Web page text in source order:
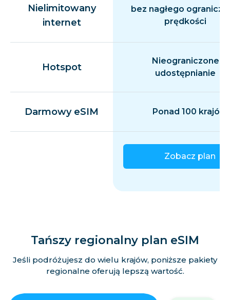
Nielimitowany
internet
bez nagłego
prędkości
Hotspot
Nieograniczone
udostępnianie
Darmowy eSIM Ponad 100 krajów
Zobacz plan
Tańszy regionalny plan eSIM
Jeśli podróżujesz do wielu krajów, poniższe pakiety
regionalne oferują lepszą wartość.